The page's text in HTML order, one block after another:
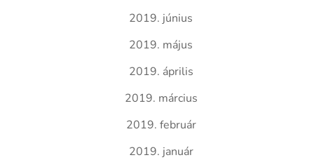
2019. június
2019. május
2019. április
2019. március
2019. február
2019. január